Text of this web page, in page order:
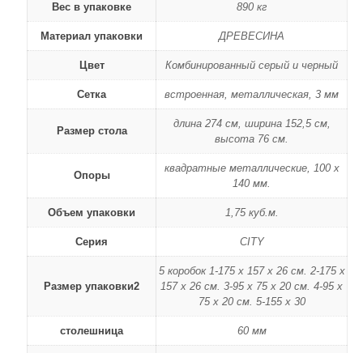
Вес в упаковке 890 кг
Материал упаковки ДРЕВЕСИНА
Цвет Комбинированный серый и черный
Сетка встроенная, металлическая, 3 мм
Размер стола
длина 274 см, ширина 152,5 см,
высота 76 см.
Опоры
квадратные металлические, 100 х
140 мм.
Объем упаковки 1,75 куб.м.
Серия CITY
Размер упаковки2
5 коробок 1-175 х 157 х 26 см. 2-175 х
157 х 26 см. 3-95 х 75 х 20 см. 4-95 х
75 х 20 см. 5-155 х 30
столешница 60 мм